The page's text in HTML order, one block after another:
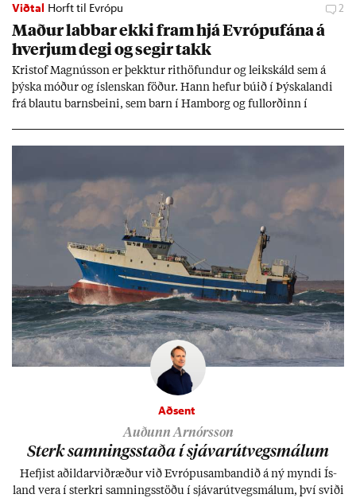
Viðtal Horft til Evrópu 2
Mað­ur labb­ar ekki fram hjá Evr­ópuf­ána á
hverj­um degi og seg­ir takk
Kri­stof Magnús­son er þekkt­ur rit­höf­und­ur og leik­skáld sem á
þýska móð­ur og ís­lensk­an föð­ur. Hann hef­ur bú­ið í Þýskalandi
frá blautu barns­beini, sem barn í Ham­borg og full­orð­inn í
Aðsent
Auðunn Arnórsson
Sterk samn­ings­staða í sjáv­ar­út­vegs­mál­um
Hefj­ist að­ild­ar­við­ræð­ur við Evr­ópu­sam­band­ið á ný myndi Ís­
land vera í sterkri samn­ings­stöðu í sjáv­ar­út­vegs­mál­um, því sviði